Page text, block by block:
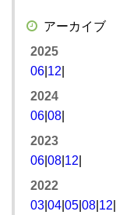
アーカイブ
2025
06 12
2024
06 08
2023
06 08 12
2022
03 04 05 08 12